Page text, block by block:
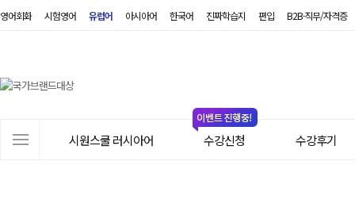
영어회화 시험영어 유럽어 아시아어 한국어 진짜학습지 편입 B2B·직무/자격증
시원스쿨 러시아어 수강신청 수강후기